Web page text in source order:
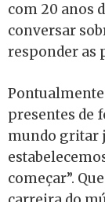
com 20 anos
conversar
responder as
Pontualmente
presentes de
mundo gritar
começar”.